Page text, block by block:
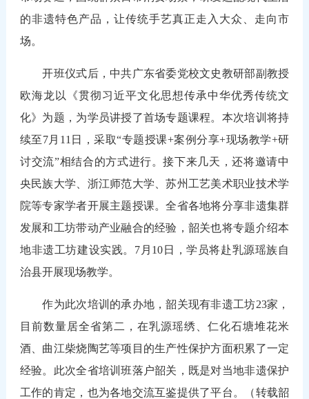
的非遗特色产品，让传统手艺真正走入大众、走向市
场。
开班仪式后，中共广东省委党校文史教研部副教授
欧海龙以《贯彻习近平文化思想传承中华优秀传统文
化》为题，为学员讲授了首场专题课程。本次培训将持
续至7月11日，采取“专题授课+案例分享+现场教学+研
讨交流”相结合的方式进行。接下来几天，还将邀请中
央民族大学、浙江师范大学、苏州工艺美术职业技术学
院等专家学者开展主题授课。全省各地将分享非遗集群
发展和工坊带动产业融合的经验，韶关也将专题介绍本
地非遗工坊建设实践。7月10日，学员将赴乳源瑶族自
治县开展现场教学。
作为此次培训的承办地，韶关现有非遗工坊23家，
目前数量居全省第二，在乳源瑶绣、仁化石塘堆花米
酒、曲江柴烧陶艺等项目的生产性保护方面积累了一定
经验。此次全省培训班落户韶关，既是对当地非遗保护
工作的肯定，也为各地交流互鉴提供了平台。（转载韶